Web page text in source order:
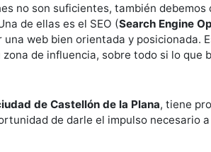
no son suficientes, también
de ellas es el SEO (Search Engine
web bien orientada y posicionada.
de influencia, sobre todo si lo que
de Castellón de la Plana, tiene
de darle el impulso necesario